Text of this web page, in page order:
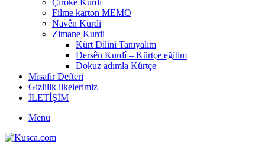
Çiroke Kurdî
Filme karton MEMO
Navên Kurdi
Zimane Kurdi
Kürt Dilini Tanıyalım
Dersên Kurdî – Kürtçe eğitim
Dokuz adımla Kürtçe
Misafir Defteri
Gizlilik ilkelerimiz
İLETİŞİM
Menü